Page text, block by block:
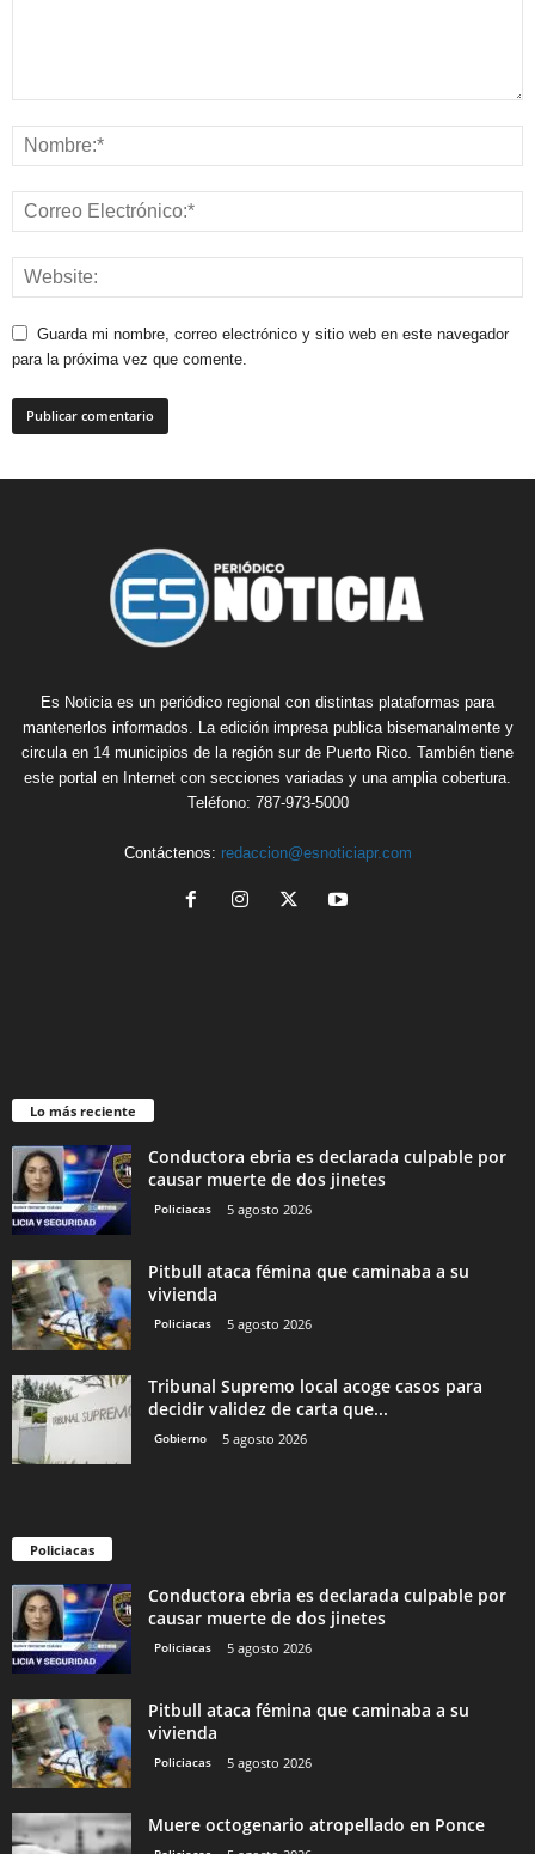
Guarda mi nombre, correo electrónico y sitio web en este navegador
para la próxima vez que comente.
Es Noticia es un periódico regional con distintas plataformas para
mantenerlos informados. La edición impresa publica bisemanalmente y
circula en 14 municipios de la región sur de Puerto Rico. También tiene
este portal en Internet con secciones variadas y una amplia cobertura.
Teléfono: 787-973-5000
Contáctenos: redaccion@esnoticiapr.com
Lo más reciente
Conductora ebria es declarada culpable por
causar muerte de dos jinetes
Policiacas 5 agosto 2026
Pitbull ataca fémina que caminaba a su
vivienda
Policiacas 5 agosto 2026
Tribunal Supremo local acoge casos para
decidir validez de carta que...
Gobierno 5 agosto 2026
Policiacas
Conductora ebria es declarada culpable por
causar muerte de dos jinetes
Policiacas 5 agosto 2026
Pitbull ataca fémina que caminaba a su
vivienda
Policiacas 5 agosto 2026
Muere octogenario atropellado en Ponce